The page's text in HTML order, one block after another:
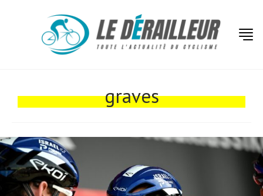
graves
Tests de produits
Conseils
Tendances
Tous nos articles